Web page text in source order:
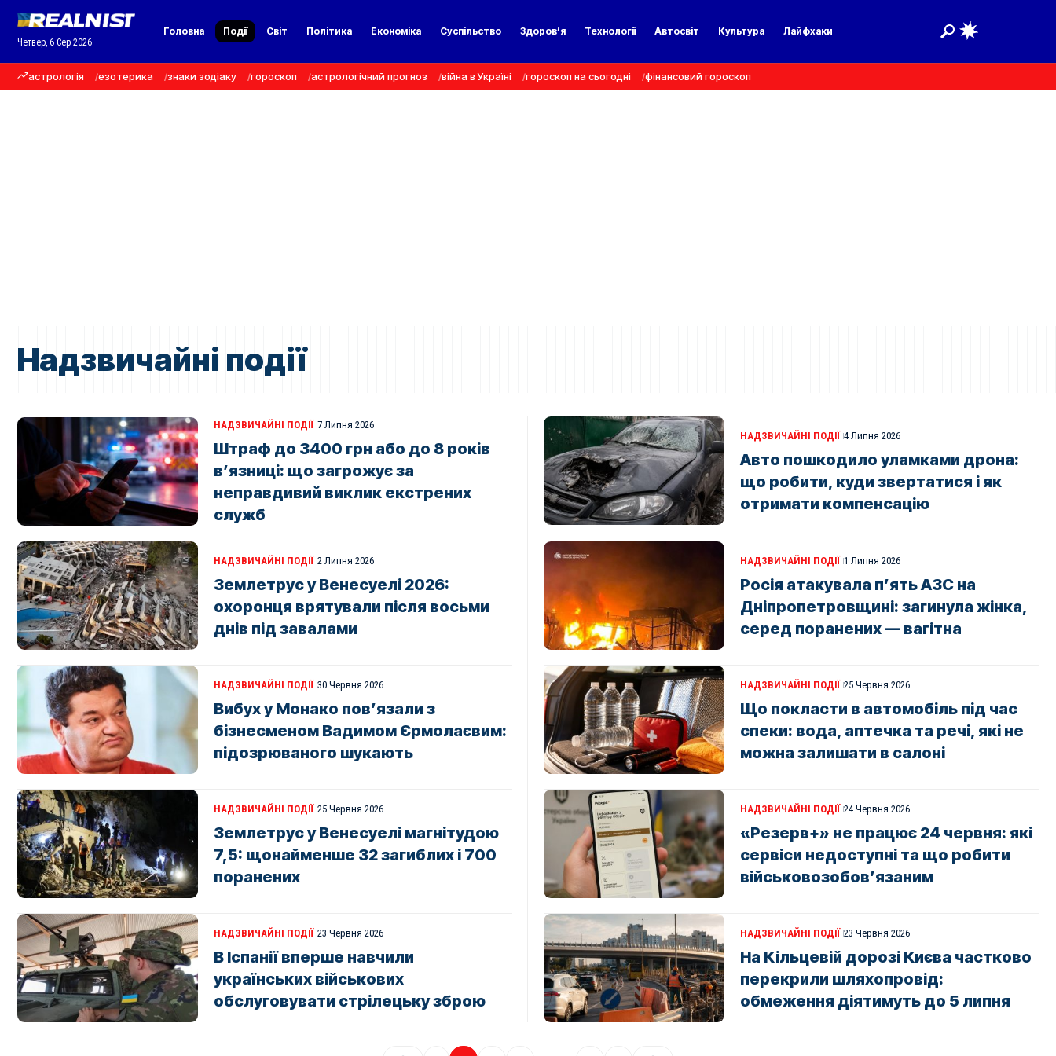
Четвер, 6 Сер 2026
Головна Події Світ Політика Економіка Суспільство Здоров’я Технології Автосвіт Культура Лайфхаки
астрологія езотерика знаки зодіаку гороскоп астрологічний прогноз війна в Україні гороскоп на сьогодні фінансовий гороскоп
Надзвичайні події
НАДЗВИЧАЙНІ ПОДІЇ 7 Липня 2026
Штраф до 3400 грн або до 8 років
в’язниці: що загрожує за
неправдивий виклик екстрених
служб
НАДЗВИЧАЙНІ ПОДІЇ 4 Липня 2026
Авто пошкодило уламками дрона:
що робити, куди звертатися і як
отримати компенсацію
НАДЗВИЧАЙНІ ПОДІЇ 2 Липня 2026
Землетрус у Венесуелі 2026:
охоронця врятували після восьми
днів під завалами
НАДЗВИЧАЙНІ ПОДІЇ 1 Липня 2026
Росія атакувала п’ять АЗС на
Дніпропетровщині: загинула жінка,
серед поранених — вагітна
НАДЗВИЧАЙНІ ПОДІЇ 30 Червня 2026
Вибух у Монако пов’язали з
бізнесменом Вадимом Єрмолаєвим:
підозрюваного шукають
НАДЗВИЧАЙНІ ПОДІЇ 25 Червня 2026
Що покласти в автомобіль під час
спеки: вода, аптечка та речі, які не
можна залишати в салоні
НАДЗВИЧАЙНІ ПОДІЇ 25 Червня 2026
Землетрус у Венесуелі магнітудою
7,5: щонайменше 32 загиблих і 700
поранених
НАДЗВИЧАЙНІ ПОДІЇ 24 Червня 2026
«Резерв+» не працює 24 червня: які
сервіси недоступні та що робити
військовозобов’язаним
НАДЗВИЧАЙНІ ПОДІЇ 23 Червня 2026
В Іспанії вперше навчили
українських військових
обслуговувати стрілецьку зброю
НАДЗВИЧАЙНІ ПОДІЇ 23 Червня 2026
На Кільцевій дорозі Києва частково
перекрили шляхопровід:
обмеження діятимуть до 5 липня